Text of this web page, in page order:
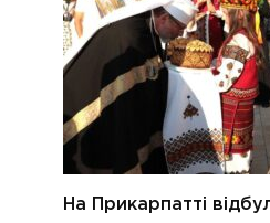
На Прикарпатті